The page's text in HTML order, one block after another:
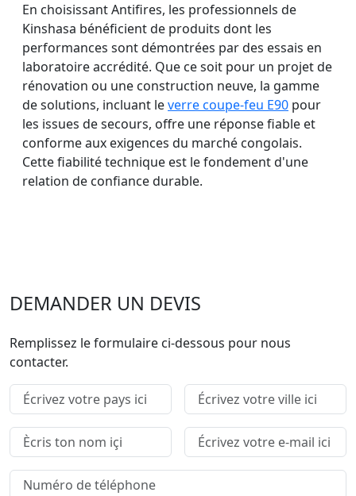
En choisissant Antifires, les professionnels de
Kinshasa bénéficient de produits dont les
performances sont démontrées par des essais en
laboratoire accrédité. Que ce soit pour un projet de
rénovation ou une construction neuve, la gamme
de solutions, incluant leverre coupe-feu E90 pour
les issues de secours, offre une réponse fiable et
conforme aux exigences du marché congolais.
Cette fiabilité technique est le fondement d'une
relation de confiance durable.
DEMANDER UN DEVIS
Remplissez le formulaire ci-dessous pour nous
contacter.